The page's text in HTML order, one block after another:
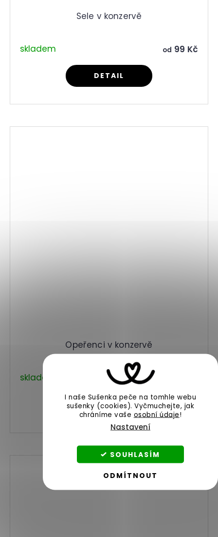
I naše Sušenka peče na tomhle webu
sušenky (cookies).Vyčmuchejte, jak
chráníme vaše osobní údaje!
Nastavení
ODMÍTNOUT
SOUHLASÍM
Sele v konzervě
skladem od 99 Kč
DETAIL
Opeřenci v konzervě
skladem
DETAIL